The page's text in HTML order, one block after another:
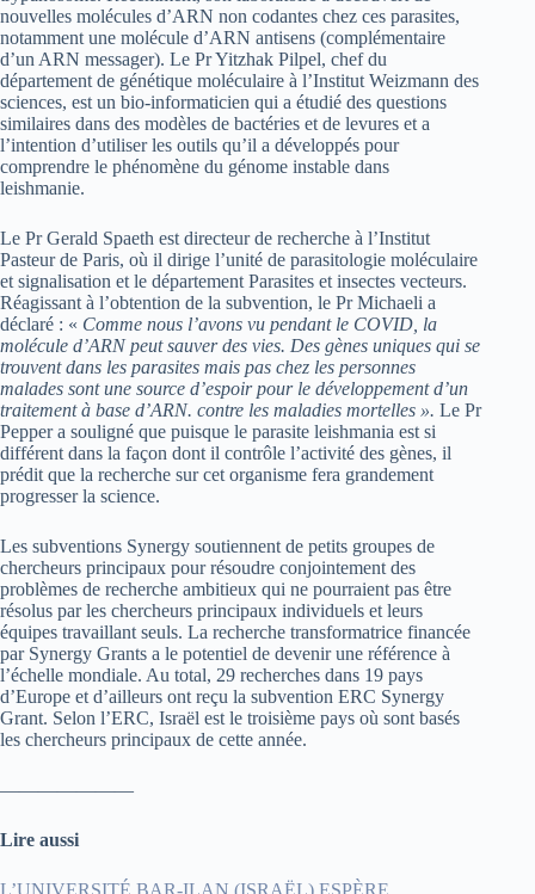
nouvelles molécules d’ARN non codantes chez ces parasites,
notamment une molécule d’ARN antisens (complémentaire
d’un ARN messager). Le Pr Yitzhak Pilpel, chef du
département de génétique moléculaire à l’Institut Weizmann des
sciences, est un bio-informaticien qui a étudié des questions
similaires dans des modèles de bactéries et de levures et a
l’intention d’utiliser les outils qu’il a développés pour
comprendre le phénomène du génome instable dans
leishmanie.
Le Pr Gerald Spaeth est directeur de recherche à l’Institut
Pasteur de Paris, où il dirige l’unité de parasitologie moléculaire
et signalisation et le département Parasites et insectes vecteurs.
Réagissant à l’obtention de la subvention, le Pr Michaeli a
déclaré : « Comme nous l’avons vu pendant le COVID, la
molécule d’ARN peut sauver des vies. Des gènes uniques qui se
trouvent dans les parasites mais pas chez les personnes
malades sont une source d’espoir pour le développement d’un
traitement à base d’ARN. contre les maladies mortelles ». Le Pr
Pepper a souligné que puisque le parasite leishmania est si
différent dans la façon dont il contrôle l’activité des gènes, il
prédit que la recherche sur cet organisme fera grandement
progresser la science.
Les subventions Synergy soutiennent de petits groupes de
chercheurs principaux pour résoudre conjointement des
problèmes de recherche ambitieux qui ne pourraient pas être
résolus par les chercheurs principaux individuels et leurs
équipes travaillant seuls. La recherche transformatrice financée
par Synergy Grants a le potentiel de devenir une référence à
l’échelle mondiale. Au total, 29 recherches dans 19 pays
d’Europe et d’ailleurs ont reçu la subvention ERC Synergy
Grant. Selon l’ERC, Israël est le troisième pays où sont basés
les chercheurs principaux de cette année.
———————
Lire aussi